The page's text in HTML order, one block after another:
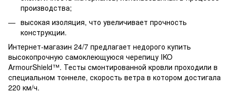
производства;
высокая изоляция, что увеличивает прочность
конструкции.
Интернет-магазин 24/7 предлагает недорого купить
высокопрочную самоклеющуюся черепицу IKO
ArmourShield™. Тесты смонтированной кровли проходили в
специальном тоннеле, скорость ветра в котором достигала
220 км/ч.